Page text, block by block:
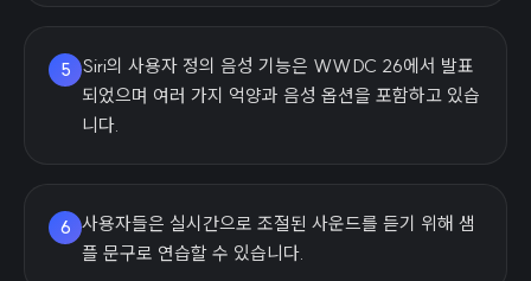
5
Siri의 사용자 정의 음성 기능은 WWDC 26에서 발표
되었으며 여러 가지 억양과 음성 옵션을 포함하고 있습
니다.
6 사용자들은 실시간으로 조절된 사운드를 듣기 위해 샘
플 문구로 연습할 수 있습니다.